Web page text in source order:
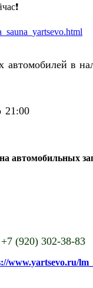
автомобилей в
21:00
автомобильных
(920) 302-38-83
www.yartsevo.ru/